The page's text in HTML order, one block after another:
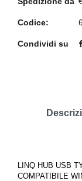
Codice:
Condividi su
LINQ HUB USB
COMPATIBILE